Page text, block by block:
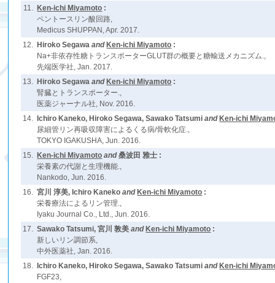
11. Ken-ichi Miyamoto :
ペントースリン酸回路,
Medicus SHUPPAN, Apr. 2017.
12. Hiroko Segawa and Ken-ichi Miyamoto :
Na+非依存性糖トランスポーターGLUT群の概要と糖輸送メカニズム.,
先端医学社, Jan. 2017.
13. Hiroko Segawa and Ken-ichi Miyamoto :
腎臓とトランスポーター.,
医薬ジャーナル社, Nov. 2016.
14.
Ichiro Kaneko, Hiroko Segawa, Sawako Tatsumi and Ken-ichi
尿細管リン再吸収障害によるくる病/骨軟化症.,
TOKYO IGAKUSHA, Jun. 2016.
15. Ken-ichi Miyamoto and桑波田 雅士 :
栄養素の代謝と生理機能.,
Nankodo, Jun. 2016.
16. 宮川 淳美, Ichiro Kaneko and Ken-ichi Miyamoto :
栄養療法によるリン管理.,
Iyaku Journal Co., Ltd., Jun. 2016.
17. Sawako Tatsumi, 宮川 敦美 and Ken-ichi Miyamoto :
新しいリン調節系,
中外医薬社, Jan. 2016.
18.
Ichiro Kaneko, Hiroko Segawa, Sawako Tatsumi and Ken-ichi
FGF23,